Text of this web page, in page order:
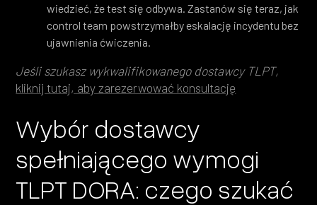
wiedzieć, że test się odbywa. Zastanów się teraz, jak
control team powstrzymałby eskalację incydentu bez
ujawnienia ćwiczenia.
Jeśli szukasz wykwalifikowanego dostawcy TLPT,
kliknij tutaj, aby zarezerwować konsultację
Wybór dostawcy
spełniającego wymogi
TLPT DORA: czego szukać